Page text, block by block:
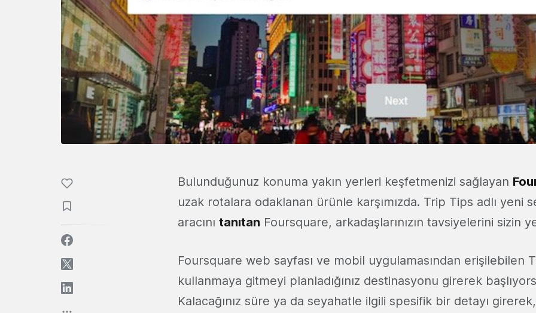
Bulunduğunuz konuma yakın yerleri keşfetmenizi sağlayan
uzak rotalara odaklanan ürünle karşımızda. Trip Tips adlı yeni
aracını tanıtan Foursquare, arkadaşlarınızın tavsiyelerini sizin
Foursquare web sayfası ve mobil uygulamasından erişilebilen
kullanmaya gitmeyi planladığınız destinasyonu girerek
Kalacağınız süre ya da seyahatle ilgili spesifik bir detayı girerek,